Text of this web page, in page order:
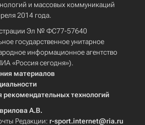
и массовых коммуникаций
2014 года.
Эл № ФС77-57640
государственное унитарное
информационное агентство
«Россия сегодня»).
материалов
технологий
А.В.
Редакции: r-sport.internet@ria.ru